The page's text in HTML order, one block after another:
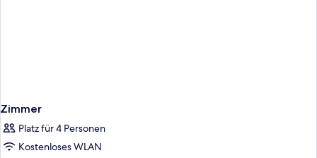
Zimmer
Platz für 4 Personen
Kostenloses WLAN